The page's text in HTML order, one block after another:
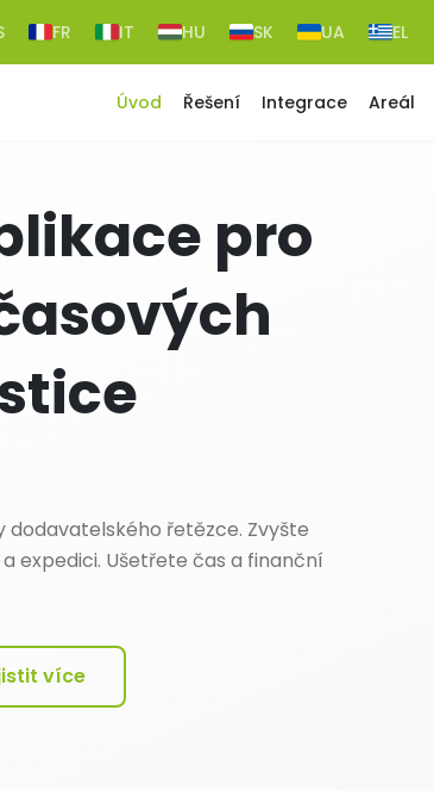
FR IT HU SK UA EL
Úvod Řešení Integrace Areál
pro
řetězce. Zvyšte
expedici. Ušetřete čas a finanční
více